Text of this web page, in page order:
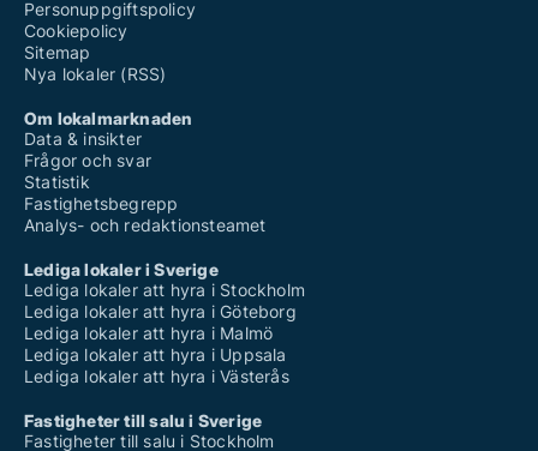
Personuppgiftspolicy
Cookiepolicy
Sitemap
Nya lokaler (RSS)
Om lokalmarknaden
Data & insikter
Frågor och svar
Statistik
Fastighetsbegrepp
Analys- och redaktionsteamet
Lediga lokaler i Sverige
Lediga lokaler att hyra i Stockholm
Lediga lokaler att hyra i Göteborg
Lediga lokaler att hyra i Malmö
Lediga lokaler att hyra i Uppsala
Lediga lokaler att hyra i Västerås
Fastigheter till salu i Sverige
Fastigheter till salu i Stockholm